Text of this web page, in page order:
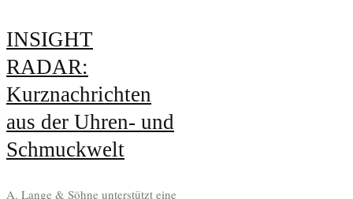
INSIGHT
RADAR:
Kurznachrichten
aus der Uhren- und
Schmuckwelt
A. Lange & Söhne unterstützt eine